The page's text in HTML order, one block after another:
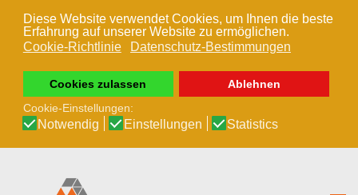
Diese Website verwendet Cookies, um Ihnen die beste
Erfahrung auf unserer Website zu ermöglichen.
Cookie-Richtlinie
Datenschutz-Bestimmungen
Cookies zulassen
Ablehnen
Cookie-Einstellungen:
Notwendig Einstellungen Statistics
Zum Hauptinhalt springen